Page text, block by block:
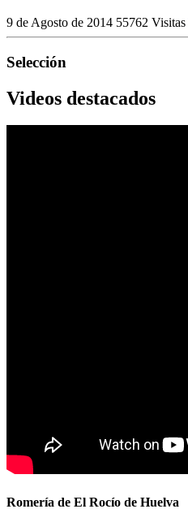
9 de Agosto de 2014 55762 Visitas
Selección
Videos destacados
Romería de El Rocío de Huelva